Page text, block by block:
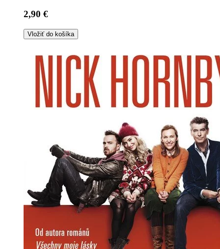
2,90 €
Vložiť do košíka